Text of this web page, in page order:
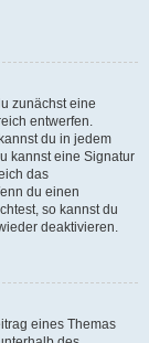
zunächst eine
entwerfen.
du in jedem
kannst eine Signatur
das
du einen
so kannst du
deaktivieren.
eines Themas